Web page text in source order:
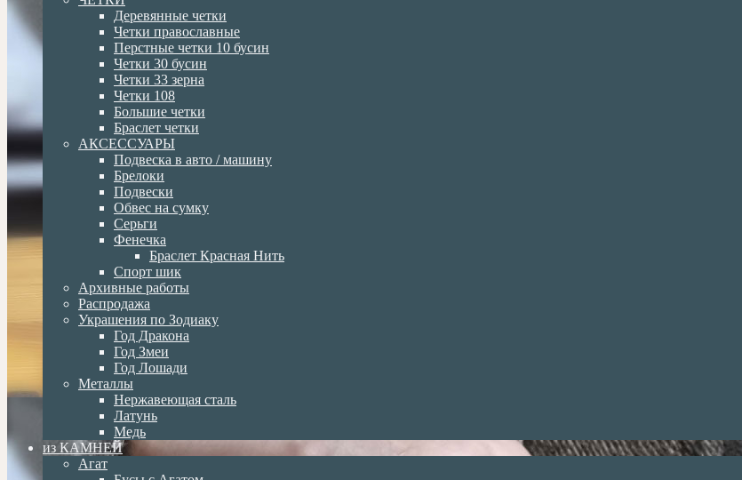
Деревянные четки
Четки православные
Перстные четки 10 бусин
Четки 30 бусин
Четки 33 зерна
Четки 108
Большие четки
Браслет четки
АКСЕССУАРЫ
Подвеска в авто / машину
Брелоки
Подвески
Обвес на сумку
Серьги
Фенечка
Браслет Красная Нить
Спорт шик
Архивные работы
Распродажа
Украшения по Зодиаку
Год Дракона
Год Змеи
Год Лошади
Металлы
Нержавеющая сталь
Латунь
Медь
из КАМНЕЙ
Агат